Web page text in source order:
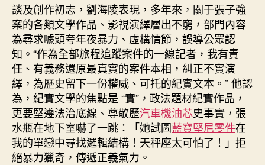
談及創作初志，劉海陵表現，多年來，關于張子強
案的各類文學作品、影視演繹層出不窮，部門內容
為尋求噱頭夸年夜暴力、虛構情節，誤導公眾認
知。“作為全部旅程追蹤案件的一線記者，我有責
任、有義務還原最真實的案件本相，糾正不實演
繹，為歷史留下一份權威、可托的紀實文本。” 他認
為，紀實文學的焦點是 “實”，政法題材紀實作品，
更要堅遵法治底線、尊敬歷汽車機油芯史事實，張
水瓶在地下室嚇了一跳：「她試圖藍寶堅尼零件在
我的單戀中尋找邏輯結構！天秤座太可怕了！」拒
絕暴力獵奇，傳遞正義氣力。